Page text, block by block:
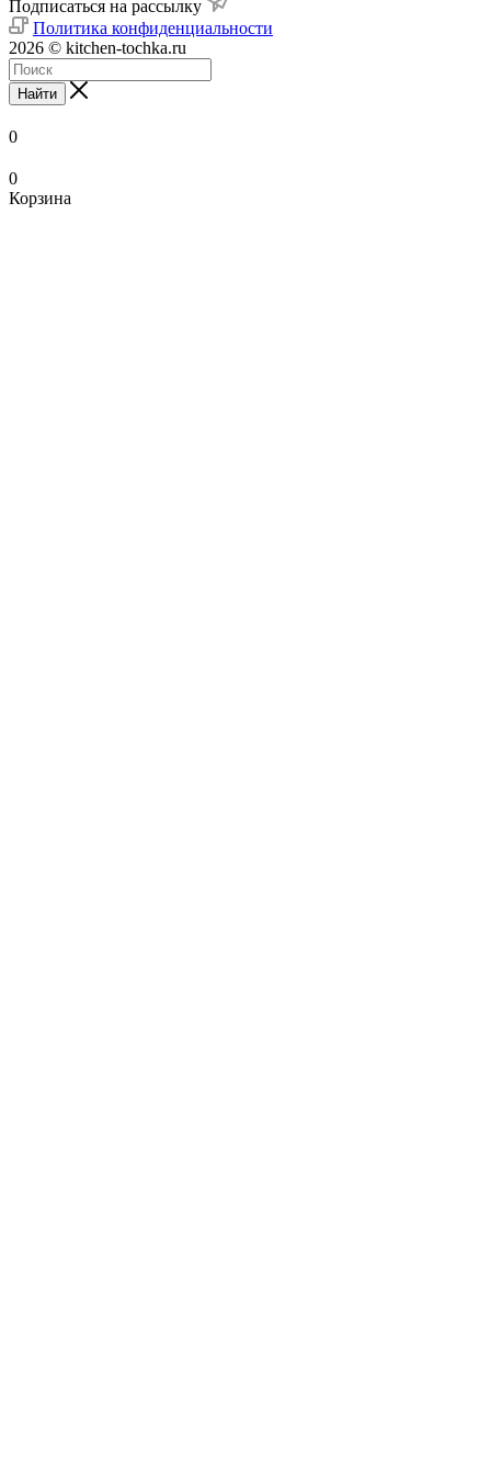
Подписаться на рассылку
Политика конфиденциальности
2026 © kitchen-tochka.ru
Найти
0
0
Корзина